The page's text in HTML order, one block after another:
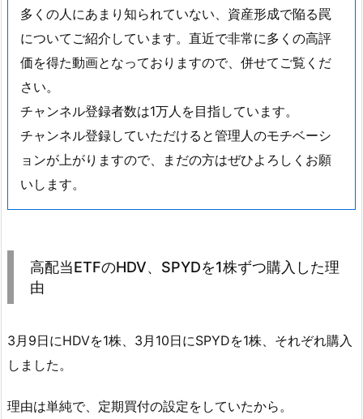
多くの人にあまり知られていない、資産形成で陥る罠
についてご紹介しています。直近で非常に多くの高評
価を得た動画となっておりますので、併せてご覧くだ
さい。
チャンネル登録者数は1万人を目指しています。
チャンネル登録していただけると管理人のモチベーシ
ョンが上がりますので、まだの方はぜひよろしくお願
いします。
高配当ETFのHDV、SPYDを1株ずつ購入した理
由
3月9日にHDVを1株、3月10日にSPYDを1株、それぞれ購入
しました。
理由は単純で、定期買付の設定をしていたから。